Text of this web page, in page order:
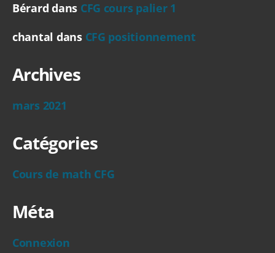
Bérard dans CFG cours palier 1
chantal dans CFG positionnement
Archives
mars 2021
Catégories
Cours de math CFG
Méta
Connexion